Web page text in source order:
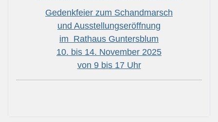
Gedenkfeier zum Schandmarsch
und Ausstellungseröffnung
im Rathaus Guntersblum
10. bis 14. November 2025
von 9 bis 17 Uhr